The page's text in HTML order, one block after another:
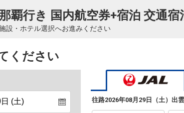
覇行き 国内航空券+宿泊 交通宿
設・ホテル選択へお進みください
ください
往路2026年08月29日（土） 出雲